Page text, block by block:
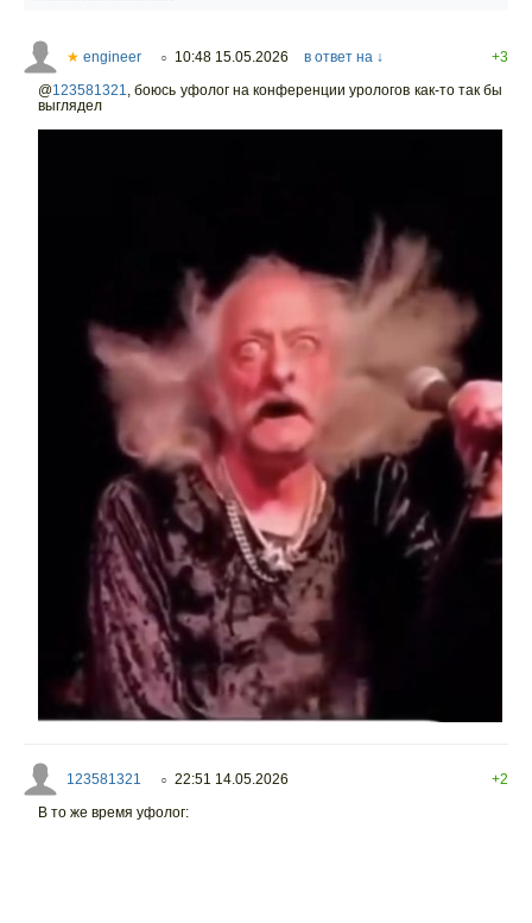
★ engineer ○ 10:48 15.05.2026 в ответ на ↓
+3
@123581321
боюсь уфолог на конференции урологов как-то так бы
выглядел
123581321 ○ 22:51 14.05.2026
+2
В то же время уфолог: